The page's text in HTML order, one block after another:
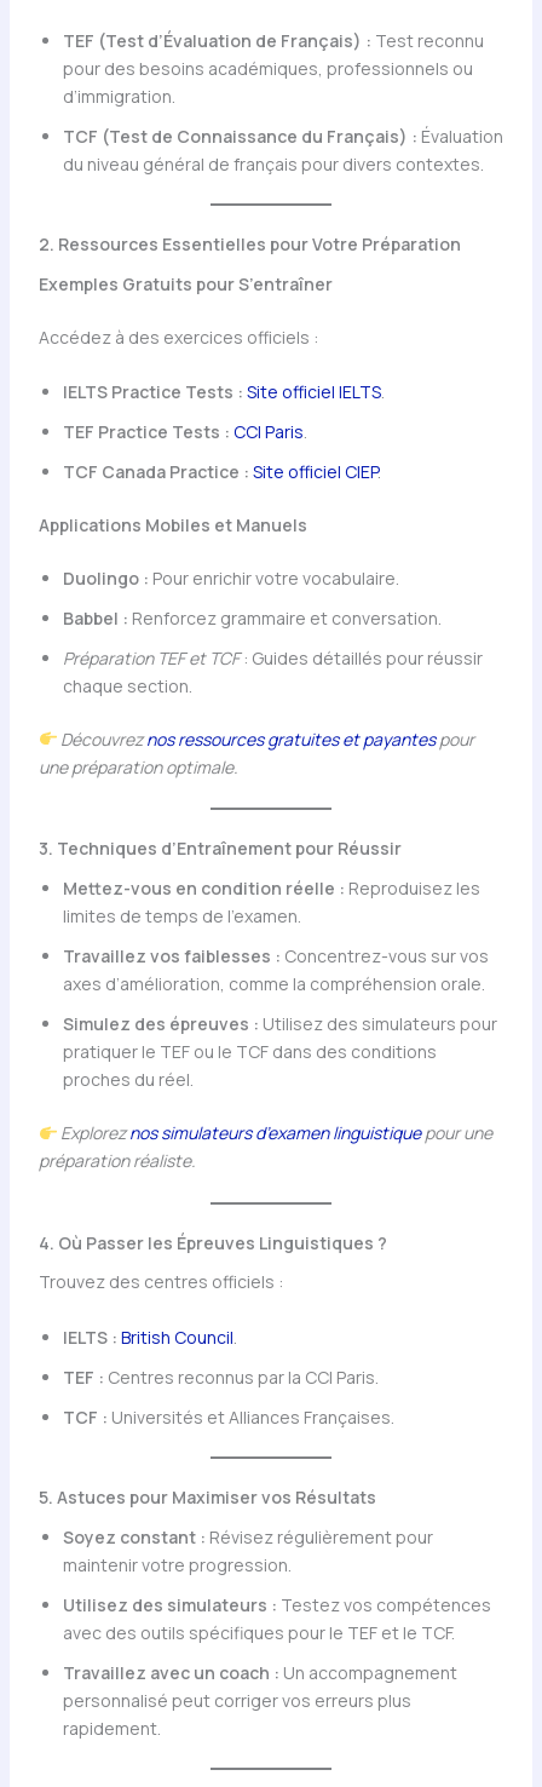
TEF (Test d’Évaluation de Français) : Test reconnu
pour des besoins académiques, professionnels ou
d’immigration.
TCF (Test de Connaissance du Français) : Évaluation
du niveau général de français pour divers contextes.
2. Ressources Essentielles pour Votre Préparation
Exemples Gratuits pour S’entraîner
Accédez à des exercices officiels :
IELTS Practice Tests : Site officiel IELTS.
TEF Practice Tests : CCI Paris.
TCF Canada Practice : Site officiel CIEP.
Applications Mobiles et Manuels
Duolingo : Pour enrichir votre vocabulaire.
Babbel : Renforcez grammaire et conversation.
Préparation TEF et TCF: Guides détaillés pour réussir
chaque section.
Découvreznos ressources gratuites et payantespour
une préparation optimale.
3. Techniques d’Entraînement pour Réussir
Mettez-vous en condition réelle : Reproduisez les
limites de temps de l’examen.
Travaillez vos faiblesses : Concentrez-vous sur vos
axes d’amélioration, comme la compréhension orale.
Simulez des épreuves : Utilisez des simulateurs pour
pratiquer le TEF ou le TCF dans des conditions
proches du réel.
Exploreznos simulateurs d’examen linguistiquepour une
préparation réaliste.
4. Où Passer les Épreuves Linguistiques ?
Trouvez des centres officiels :
IELTS : British Council.
TEF : Centres reconnus par la CCI Paris.
TCF : Universités et Alliances Françaises.
5. Astuces pour Maximiser vos Résultats
Soyez constant : Révisez régulièrement pour
maintenir votre progression.
Utilisez des simulateurs : Testez vos compétences
avec des outils spécifiques pour le TEF et le TCF.
Travaillez avec un coach : Un accompagnement
personnalisé peut corriger vos erreurs plus
rapidement.